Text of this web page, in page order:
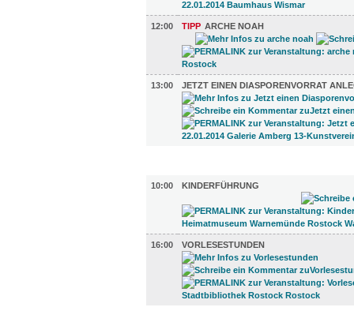
12:00 TIPP ARCHE NOAH
13:00 JETZT EINEN DIASPORENVORRAT
10:00
KINDERFÜHRUNG
16:00 VORLESESTUNDEN